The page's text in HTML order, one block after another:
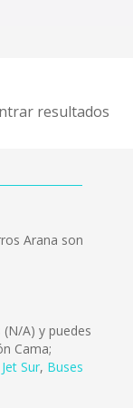
resultados
Arana son
(N/A) y puedes
Cama;
Sur, Buses